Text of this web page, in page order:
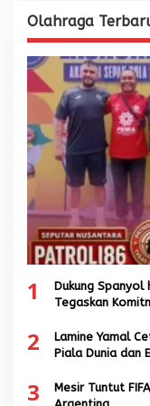
Olahraga
1
Dukung Spanyol
Tegaskan
2
Lamine Yamal
Piala Dunia dan
3
Mesir Tuntut